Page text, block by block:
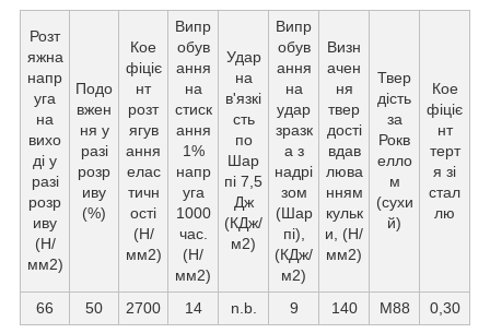
Розт
яжна
напр
уга
на
вихо
ді у
разі
розр
иву
(Н/
мм2)
Подо
вжен
ня у
разі
розр
иву
(%)
Кое
фіціє
нт
розт
ягув
ання
елас
тичн
ості
(Н/
мм2)
Випр
обув
ання
на
стиск
ання
1%
напр
уга
1000
час.
(Н/
мм2)
Удар
на
в'язкі
сть
по
Шар
пі 7,5
Дж
(КДж/
м2)
Випр
обув
ання
на
удар
зразк
а з
надрі
зом
(Шар
пі),
(КДж/
м2)
Визн
ачен
ня
твер
дості
вдав
люва
нням
кульк
и, (Н/
мм2)
Твер
дість
за
Рокв
елло
м
(сухи
й)
Кое
фіціє
нт
терт
я зі
стал
лю
66 50 2700 14 n.b. 9 140 M88 0,30